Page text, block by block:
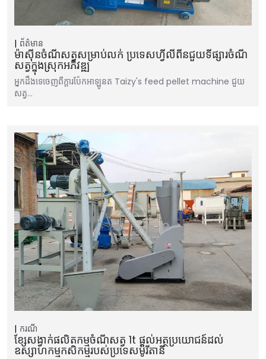
ព័ត៌មាន
ម៉ាស៊ីនចំណីសត្វសម្រាប់លក់ ប្រទេសហ្វីលីពីនជួយទីផ្សារចំណី
សត្វក្នុងស្រុកអភិវឌ្ឍ
អ្នកដឹងទេចេញពីក្ដារប៉ែកអាឡូនត Taizy's feed pellet machine ជួយ
សត្វ…
ករណី
ខ្សែសង្វាក់ផលិតកម្មចំណីសត្វ 1t ផ្តល់អត្ថប្រយោជន៍ដល់
ឧស្សាហកម្មកសិកម្មរបស់ប្រទេសម៉ូរីតានី